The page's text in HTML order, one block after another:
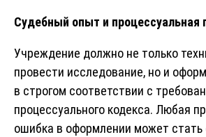
Судебный опыт и процессуальная
Учреждение должно не только
провести исследование, но и
в строгом соответствии с
процессуального кодекса. Любая
ошибка в оформлении может стать